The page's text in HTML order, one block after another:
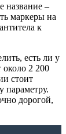
название –
маркеры на
к
есть ли у
2 200
стоит
параметру.
дорогой,